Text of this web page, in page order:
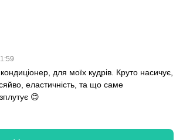
для моїх кудрів. Круто насичує,
еластичність, та що саме
😊